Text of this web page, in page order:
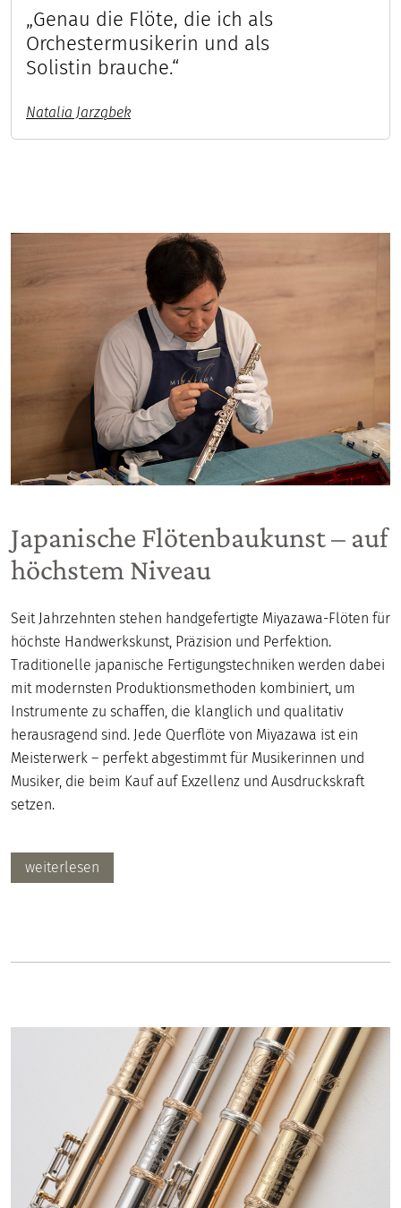
„Genau die Flöte, die ich als
Orchestermusikerin und als
Solistin brauche.“
Natalia Jarząbek
Japanische Flötenbaukunst – auf
höchstem Niveau
Seit Jahrzehnten stehen handgefertigte Miyazawa-Flöten für
höchste Handwerkskunst, Präzision und Perfektion.
Traditionelle japanische Fertigungstechniken werden dabei
mit modernsten Produktionsmethoden kombiniert, um
Instrumente zu schaffen, die klanglich und qualitativ
herausragend sind. Jede Querflöte von Miyazawa ist ein
Meisterwerk – perfekt abgestimmt für Musikerinnen und
Musiker, die beim Kauf auf Exzellenz und Ausdruckskraft
setzen.
weiterlesen